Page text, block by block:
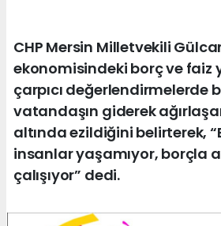
CHP Mersin Milletvekili
ekonomisindeki borç ve faiz
çarpıcı değerlendirmelerde
vatandaşın giderek
altında ezildiğini belirterek,
insanlar yaşamıyor, borçla
çalışıyor” dedi.